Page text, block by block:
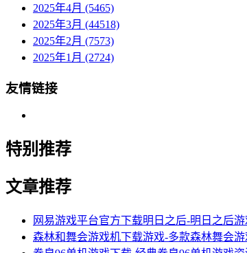
2025年4月 (5465)
2025年3月 (44518)
2025年2月 (7573)
2025年1月 (2724)
友情链接
特别推荐
文章推荐
网易游戏平台官方下载明日之后-明日之后
森林和舞会游戏机下载游戏-多款森林舞会